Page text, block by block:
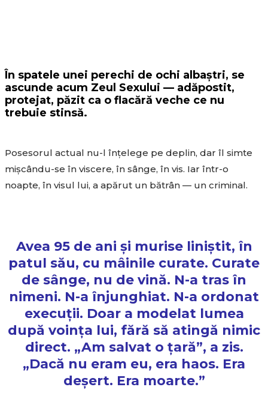
În spatele unei perechi de ochi albaștri, se
ascunde acum Zeul Sexului — adăpostit,
protejat, păzit ca o flacără veche ce nu
trebuie stinsă.
Posesorul actual nu-l înțelege pe deplin, dar îl simte
mișcându-se în viscere, în sânge, în vis. Iar într-o
noapte, în visul lui, a apărut un bătrân — un criminal.
Avea 95 de ani și murise liniștit, în
patul său, cu mâinile curate. Curate
de sânge, nu de vină. N-a tras în
nimeni. N-a înjunghiat. N-a ordonat
execuții. Doar a modelat lumea
după voința lui, fără să atingă nimic
direct. „Am salvat o țară”, a zis.
„Dacă nu eram eu, era haos. Era
deșert. Era moarte.”